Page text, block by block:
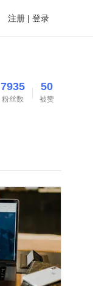
注册 | 登录
7935
粉丝数
50
被赞